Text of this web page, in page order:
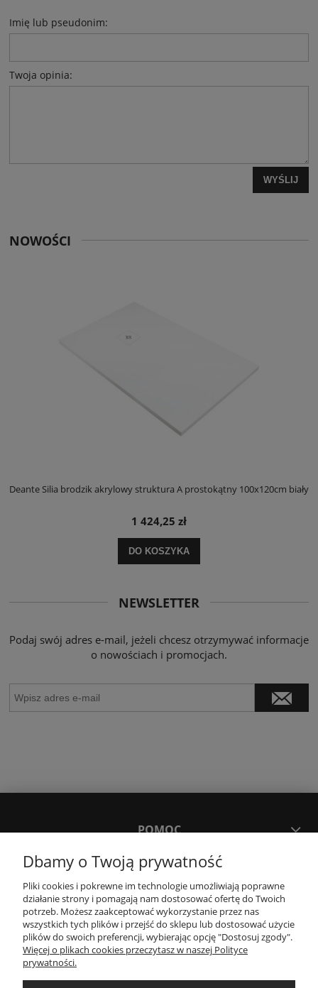
Imię lub pseudonim:
Twoja opinia:
WYŚLIJ
NOWOŚCI
Deante Silia brodzik akrylowy struktura A prostokątny 100x120cm biały
1 424,25 zł
DO KOSZYKA
NEWSLETTER
Podaj swój adres e-mail, jeżeli chcesz otrzymywać informacje
o nowościach i promocjach.
POMOC
MOJE KONTO
PŁATNOŚCI I DOSTAWA
KONTAKT
Dbamy o Twoją prywatność
Pliki cookies i pokrewne im technologie umożliwiają poprawne
działanie strony i pomagają nam dostosować ofertę do Twoich
potrzeb. Możesz zaakceptować wykorzystanie przez nas
wszystkich tych plików i przejść do sklepu lub dostosować użycie
plików do swoich preferencji, wybierając opcję "Dostosuj zgody".
Więcej o plikach cookies przeczytasz w naszej Polityce
prywatności.